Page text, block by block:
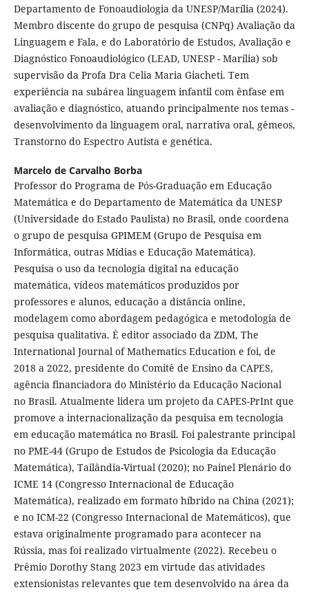
Departamento de Fonoaudiologia da UNESP/Marília (2024).
Membro discente do grupo de pesquisa (CNPq) Avaliação da
Linguagem e Fala, e do Laboratório de Estudos, Avaliação e
Diagnóstico Fonoaudiológico (LEAD, UNESP - Marília) sob
supervisão da Profa Dra Celia Maria Giacheti. Tem
experiência na subárea linguagem infantil com ênfase em
avaliação e diagnóstico, atuando principalmente nos temas -
desenvolvimento da linguagem oral, narrativa oral, gêmeos,
Transtorno do Espectro Autista e genética.
Marcelo de Carvalho Borba
Professor do Programa de Pós-Graduação em Educação
Matemática e do Departamento de Matemática da UNESP
(Universidade do Estado Paulista) no Brasil, onde coordena
o grupo de pesquisa GPIMEM (Grupo de Pesquisa em
Informática, outras Mídias e Educação Matemática).
Pesquisa o uso da tecnologia digital na educação
matemática, vídeos matemáticos produzidos por
professores e alunos, educação a distância online,
modelagem como abordagem pedagógica e metodologia de
pesquisa qualitativa. É editor associado da ZDM, The
International Journal of Mathematics Education e foi, de
2018 a 2022, presidente do Comitê de Ensino da CAPES,
agência financiadora do Ministério da Educação Nacional
no Brasil. Atualmente lidera um projeto da CAPES-PrInt que
promove a internacionalização da pesquisa em tecnologia
em educação matemática no Brasil. Foi palestrante principal
no PME-44 (Grupo de Estudos de Psicologia da Educação
Matemática), Tailândia-Virtual (2020); no Painel Plenário do
ICME 14 (Congresso Internacional de Educação
Matemática), realizado em formato híbrido na China (2021);
e no ICM-22 (Congresso Internacional de Matemáticos), que
estava originalmente programado para acontecer na
Rússia, mas foi realizado virtualmente (2022). Recebeu o
Prêmio Dorothy Stang 2023 em virtude das atividades
extensionistas relevantes que tem desenvolvido na área da